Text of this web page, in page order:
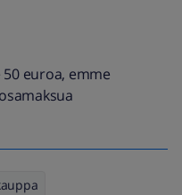
euroa, emme